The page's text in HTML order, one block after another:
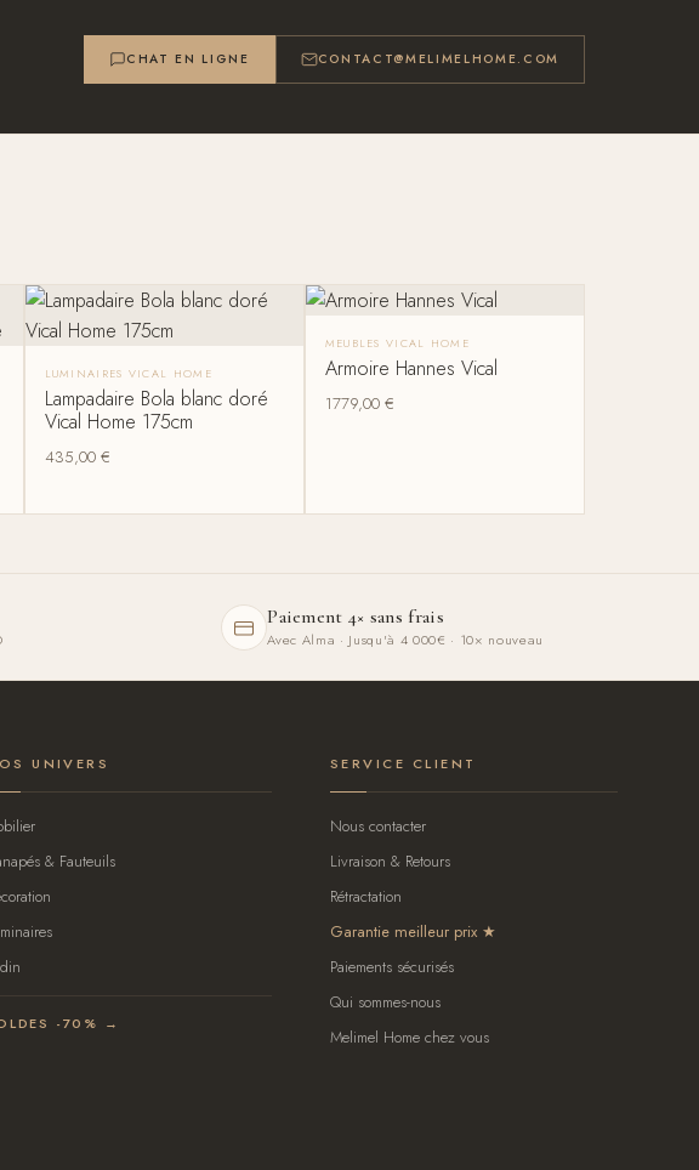
CHAT EN LIGNE CONTACT@MELIMELHOME.COM
LUMINAIRES VICAL HOME
Lampadaire Bola blanc doré
Vical Home 175cm
435,00 €
MEUBLES VICAL HOME
Armoire Hannes Vical
1779,00 €
Paiement 4× sans frais
Avec Alma · Jusqu'à 4 000€ · 10× nouveau
UNIVERS
& Fauteuils
-70% →
SERVICE CLIENT
Nous contacter
Livraison & Retours
Rétractation
Garantie meilleur prix
Paiements sécurisés
Qui sommes-nous
Melimel Home chez vous